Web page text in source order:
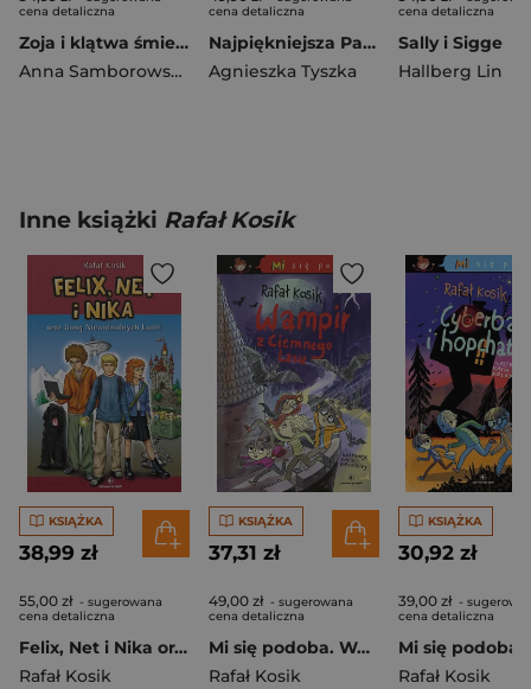
cena detaliczna
Zoja i klątwa śmierdziołków
Anna Samborowska
cena detaliczna
Najpiękniejsza Para Roku
Agnieszka Tyszka
cena detaliczna
Sally i Sigge
Hallberg Lin
Inne książki Rafał Kosik
KSIĄŻKA
38,99 zł
55,00 zł - sugerowana
cena detaliczna
Felix, Net i Nika oraz Gang Niewidzialnych Ludzi. Tom 1 wyd. 2025
Rafał Kosik
KSIĄŻKA
37,31 zł
49,00 zł - sugerowana
cena detaliczna
Mi się podoba. Wampir z Ciemnego Lasu
Rafał Kosik
KSIĄŻKA
30,92 zł
39,00 zł -
cena detaliczna
Rafał Kosik